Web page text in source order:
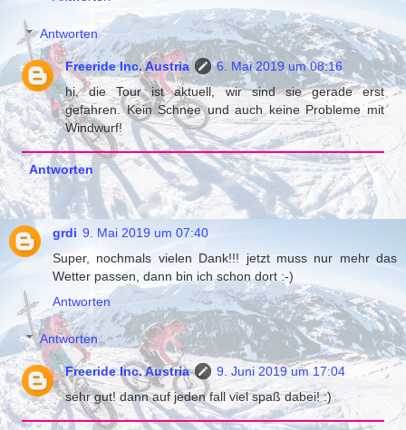
Antworten
Freeride Inc. Austria
6. Mai 2019 um 08:16
hi, die Tour ist aktuell, wir sind sie gerade erst
gefahren. Kein Schnee und auch keine Probleme mit
Windwurf!
Antworten
grdi 9. Mai 2019 um 07:40
Super, nochmals vielen Dank!!! jetzt muss nur mehr das
Wetter passen, dann bin ich schon dort :-)
Antworten
Antworten
Freeride Inc. Austria
9. Juni 2019 um 17:04
sehr gut! dann auf jeden fall viel spaß dabei! :)